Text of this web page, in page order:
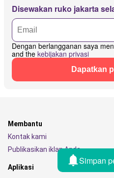
Disewakan ruko jakarta
Dengan berlangganan saya
and the kebijakan privasi
Dapatkan
Simpan
Membantu
Kontak kami
Publikasikan iklan Anda
Aplikasi